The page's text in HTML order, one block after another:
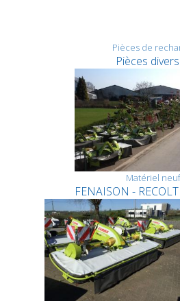
Pièces de
Pièces
Matériel neuf
FENAISON -